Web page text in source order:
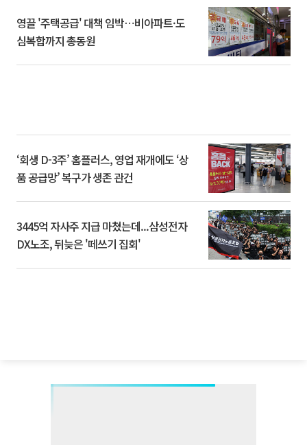
영끌 '주택공급' 대책 임박⋯비아파트·도
심복합까지 총동원
‘회생 D-3주’ 홈플러스, 영업 재개에도 ‘상
품 공급망’ 복구가 생존 관건
3445억 자사주 지급 마쳤는데...삼성전자
DX노조, 뒤늦은 '떼쓰기 집회'